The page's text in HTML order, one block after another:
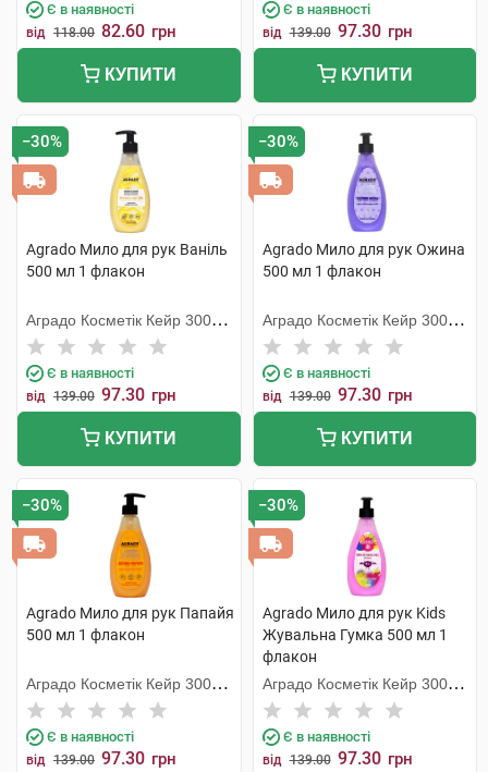
Є в наявності
від 118.00 82.60 грн
КУПИТИ
Є в наявності
від 139.00 97.30 грн
КУПИТИ
−30%
Agrado Мило для рук Ваніль
500 мл 1 флакон
Аградо Косметік Кейр 3000
С.Л.У.
Є в наявності
від 139.00 97.30 грн
КУПИТИ
−30%
Agrado Мило для рук Ожина
500 мл 1 флакон
Аградо Косметік Кейр 3000
С.Л.У.
Є в наявності
від 139.00 97.30 грн
КУПИТИ
−30%
Agrado Мило для рук Папайя
500 мл 1 флакон
Аградо Косметік Кейр 3000
С.Л.У.
Є в наявності
від 139.00 97.30 грн
−30%
Agrado Мило для рук Kids
Жувальна Гумка 500 мл 1
флакон
Аградо Косметік Кейр 3000
С.Л.У.
Є в наявності
від 139.00 97.30 грн